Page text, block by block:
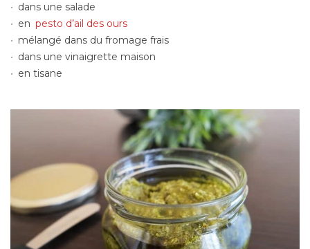
dans une salade
en pesto d’ail des ours
mélangé dans du fromage frais
dans une vinaigrette maison
en tisane